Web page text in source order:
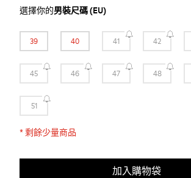
選擇你的男裝尺碼(EU)
39 40 41 42
45 46 47 48
51
*剩餘少量商品
加入購物袋